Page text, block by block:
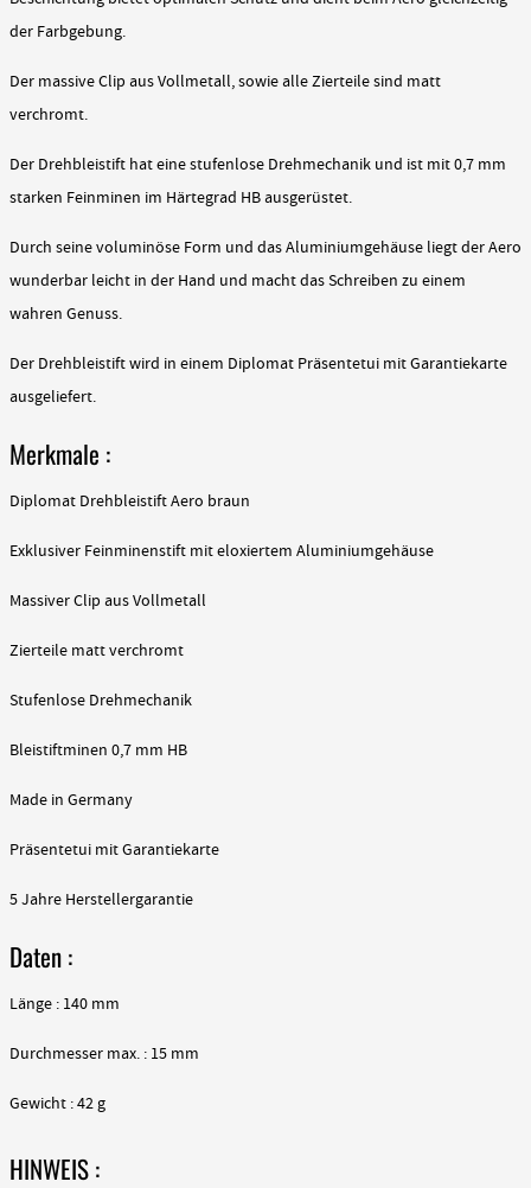
der Farbgebung.
Der massive Clip aus Vollmetall, sowie alle Zierteile sind matt
verchromt.
Der Drehbleistift hat eine stufenlose Drehmechanik und ist mit 0,7 mm
starken Feinminen im Härtegrad HB ausgerüstet.
Durch seine voluminöse Form und das Aluminiumgehäuse liegt der Aero
wunderbar leicht in der Hand und macht das Schreiben zu einem
wahren Genuss.
Der Drehbleistift wird in einem Diplomat Präsentetui mit Garantiekarte
ausgeliefert.
Merkmale :
Diplomat Drehbleistift Aero braun
Exklusiver Feinminenstift mit eloxiertem Aluminiumgehäuse
Massiver Clip aus Vollmetall
Zierteile matt verchromt
Stufenlose Drehmechanik
Bleistiftminen 0,7 mm HB
Made in Germany
Präsentetui mit Garantiekarte
5 Jahre Herstellergarantie
Daten :
Länge : 140 mm
Durchmesser max. : 15 mm
Gewicht : 42 g
HINWEIS :